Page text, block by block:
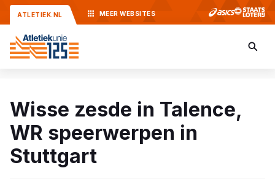
ATLETIEK.NL MEER WEBSITES
Wisse zesde in Talence,
WR speerwerpen in
Stuttgart